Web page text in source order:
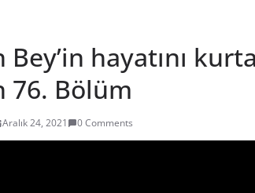
Bey’in hayatını
76. Bölüm
Aralık 24, 2021 0 Comments